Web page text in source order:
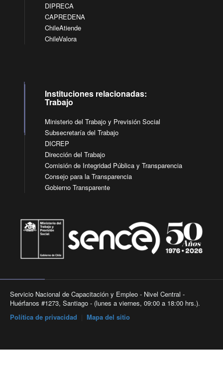
DIPRECA
CAPREDENA
ChileAtiende
ChileValora
Instituciones relacionadas:
Trabajo
Ministerio del Trabajo y Previsión Social
Subsecretaría del Trabajo
DICREP
Dirección del Trabajo
Comisión de Integridad Pública y Transparencia
Consejo para la Transparencia
Gobierno Transparente
Servicio Nacional de Capacitación y Empleo - Nivel Central -
Huérfanos #1273, Santiago - (lunes a viernes, 09:00 a 18:00 hrs.).
Política de privacidad
Mapa del sitio